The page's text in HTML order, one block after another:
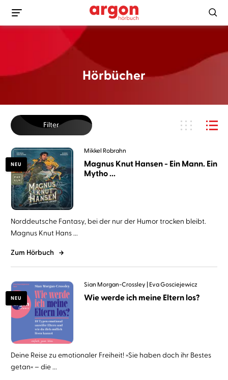
Hörbücher
Filter
NEU
Mikkel Robrahn
Magnus Knut Hansen - Ein Mann. Ein
Mytho ...
Norddeutsche Fantasy, bei der nur der Humor trocken bleibt.
Magnus Knut Hans ...
Zum Hörbuch
NEU
Sian Morgan-Crossley Eva Gosciejewicz
Wie werde ich meine Eltern los?
Deine Reise zu emotionaler Freiheit! »Sie haben doch ihr Bestes
getan« – die ...